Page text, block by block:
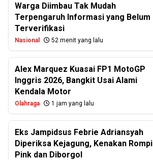
Warga Diimbau Tak Mudah
Terpengaruh Informasi yang Belum
Terverifikasi
Nasional 52 menit yang lalu
Alex Marquez Kuasai FP1 MotoGP
Inggris 2026, Bangkit Usai Alami
Kendala Motor
Olahraga 1 jam yang lalu
Eks Jampidsus Febrie Adriansyah
Diperiksa Kejagung, Kenakan Rompi
Pink dan Diborgol